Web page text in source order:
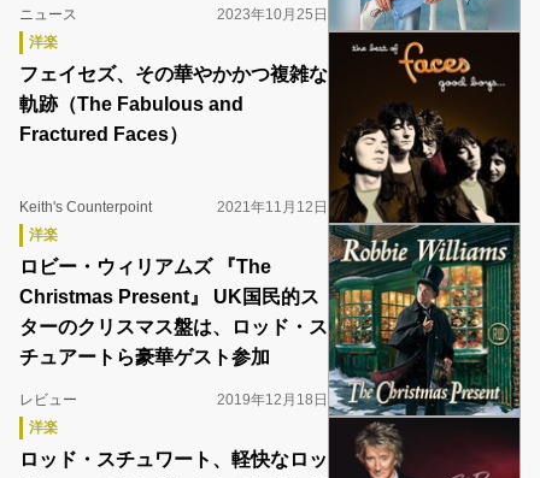
ニュース
2023年10月25日
洋楽
フェイセズ、その華やかかつ複雑な
軌跡（The Fabulous and
Fractured Faces）
Keith's Counterpoint
2021年11月12日
洋楽
ロビー・ウィリアムズ 『The
Christmas Present』 UK国民的ス
ターのクリスマス盤は、ロッド・ス
チュアートら豪華ゲスト参加
レビュー
2019年12月18日
洋楽
ロッド・スチュワート、軽快なロッ